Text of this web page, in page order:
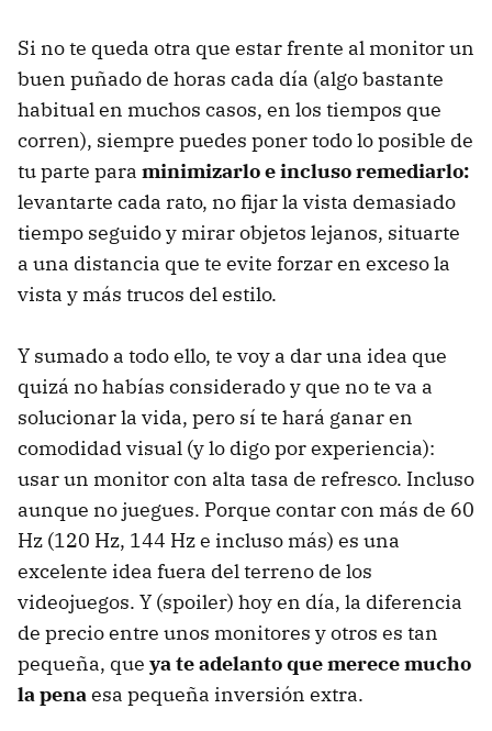
Si no te queda otra que estar frente al monitor un
buen puñado de horas cada día (algo bastante
habitual en muchos casos, en los tiempos que
corren), siempre puedes poner todo lo posible de
tu parte para minimizarlo e incluso remediarlo:
levantarte cada rato, no fijar la vista demasiado
tiempo seguido y mirar objetos lejanos, situarte
a una distancia que te evite forzar en exceso la
vista y más trucos del estilo.
Y sumado a todo ello, te voy a dar una idea que
quizá no habías considerado y que no te va a
solucionar la vida, pero sí te hará ganar en
comodidad visual (y lo digo por experiencia):
usar un monitor con alta tasa de refresco. Incluso
aunque no juegues. Porque contar con más de 60
Hz (120 Hz, 144 Hz e incluso más) es una
excelente idea fuera del terreno de los
videojuegos. Y (spoiler) hoy en día, la diferencia
de precio entre unos monitores y otros es tan
pequeña, que ya te adelanto que merece mucho
la penaesa pequeña inversión extra.